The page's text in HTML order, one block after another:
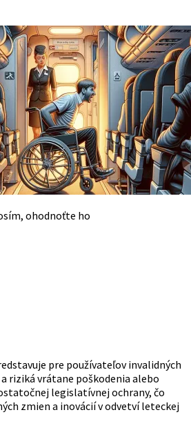
ohodnoťte ho
pre používateľov invalidných
riziká vrátane poškodenia alebo
legislatívnej ochrany, čo
zmien a inovácií v odvetví leteckej